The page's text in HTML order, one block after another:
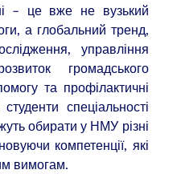
– це вже не вузький
а глобальний тренд,
управління
громадського
та профілактичні
спеціальності
обирати у НМУ різні
компетенції, які
вимогам.